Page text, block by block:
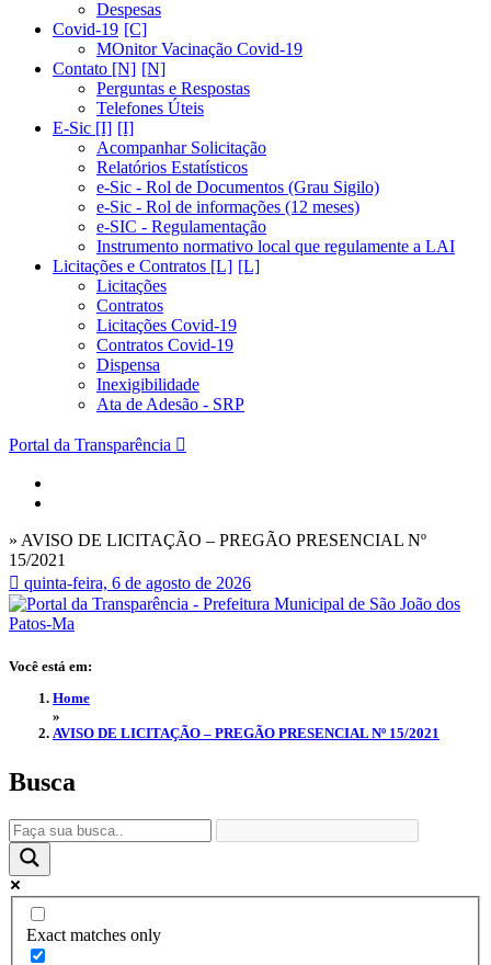
Despesas
Covid-19
MOnitor Vacinação Covid-19
Contato [N]
Perguntas e Respostas
Telefones Úteis
E-Sic [I]
Acompanhar Solicitação
Relatórios Estatísticos
e-Sic - Rol de Documentos (Grau Sigilo)
e-Sic - Rol de informações (12 meses)
e-SIC - Regulamentação
Instrumento normativo local que regulamente a LAI
Licitações e Contratos [L]
Licitações
Contratos
Licitações Covid-19
Contratos Covid-19
Dispensa
Inexigibilidade
Ata de Adesão - SRP
Portal da Transparência
» AVISO DE LICITAÇÃO – PREGÃO PRESENCIAL Nº
15/2021
quinta-feira, 6 de agosto de 2026
Você está em:
Home
»
AVISO DE LICITAÇÃO – PREGÃO PRESENCIAL Nº 15/2021
Busca
Exact matches only